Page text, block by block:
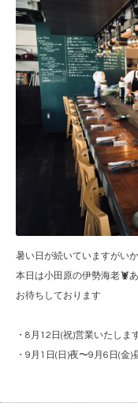
暑い日が続いていますがい
本日は小田原の伊勢海老🦞あ
お待ちしております
・8月12日(祝)営業いたしま
・9月1日(日)夜〜9月6日(金